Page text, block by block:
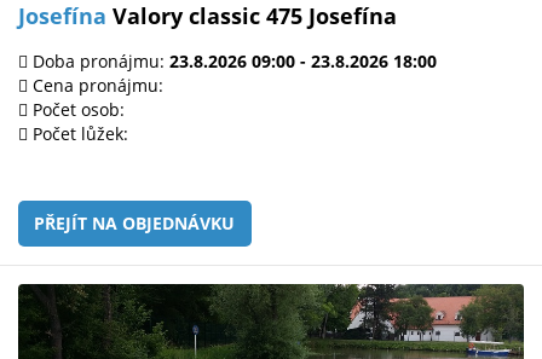
Josefína Valory classic 475 Josefína
Doba pronájmu: 23.8.2026 09:00 - 23.8.2026 18:00
Cena pronájmu:
Počet osob:
Počet lůžek:
PŘEJÍT NA OBJEDNÁVKU